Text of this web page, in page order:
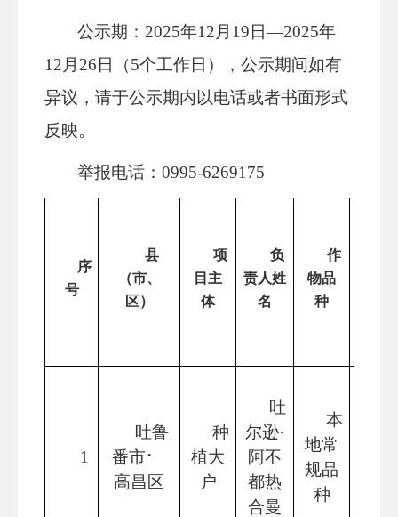
公示期：2025年12月19日—2025年
12月26日（5个工作日），公示期间如有
异议，请于公示期内以电话或者书面形式
反映。
举报电话：0995-6269175
序
号
县
（市、
区）
项
目主
体
负
责人姓
名
作
物品
种
1
吐鲁
番市⠂
高昌区
种
植大
户
吐
尔逊·
阿不
都热
合曼
本
地常
规品
种